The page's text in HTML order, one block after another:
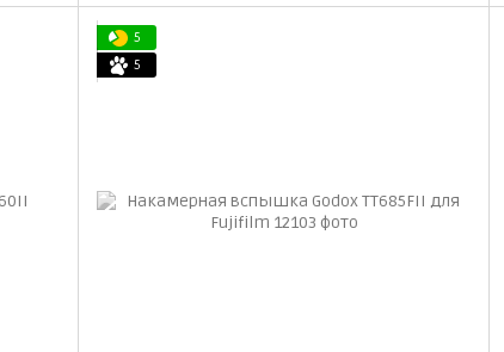
5
5